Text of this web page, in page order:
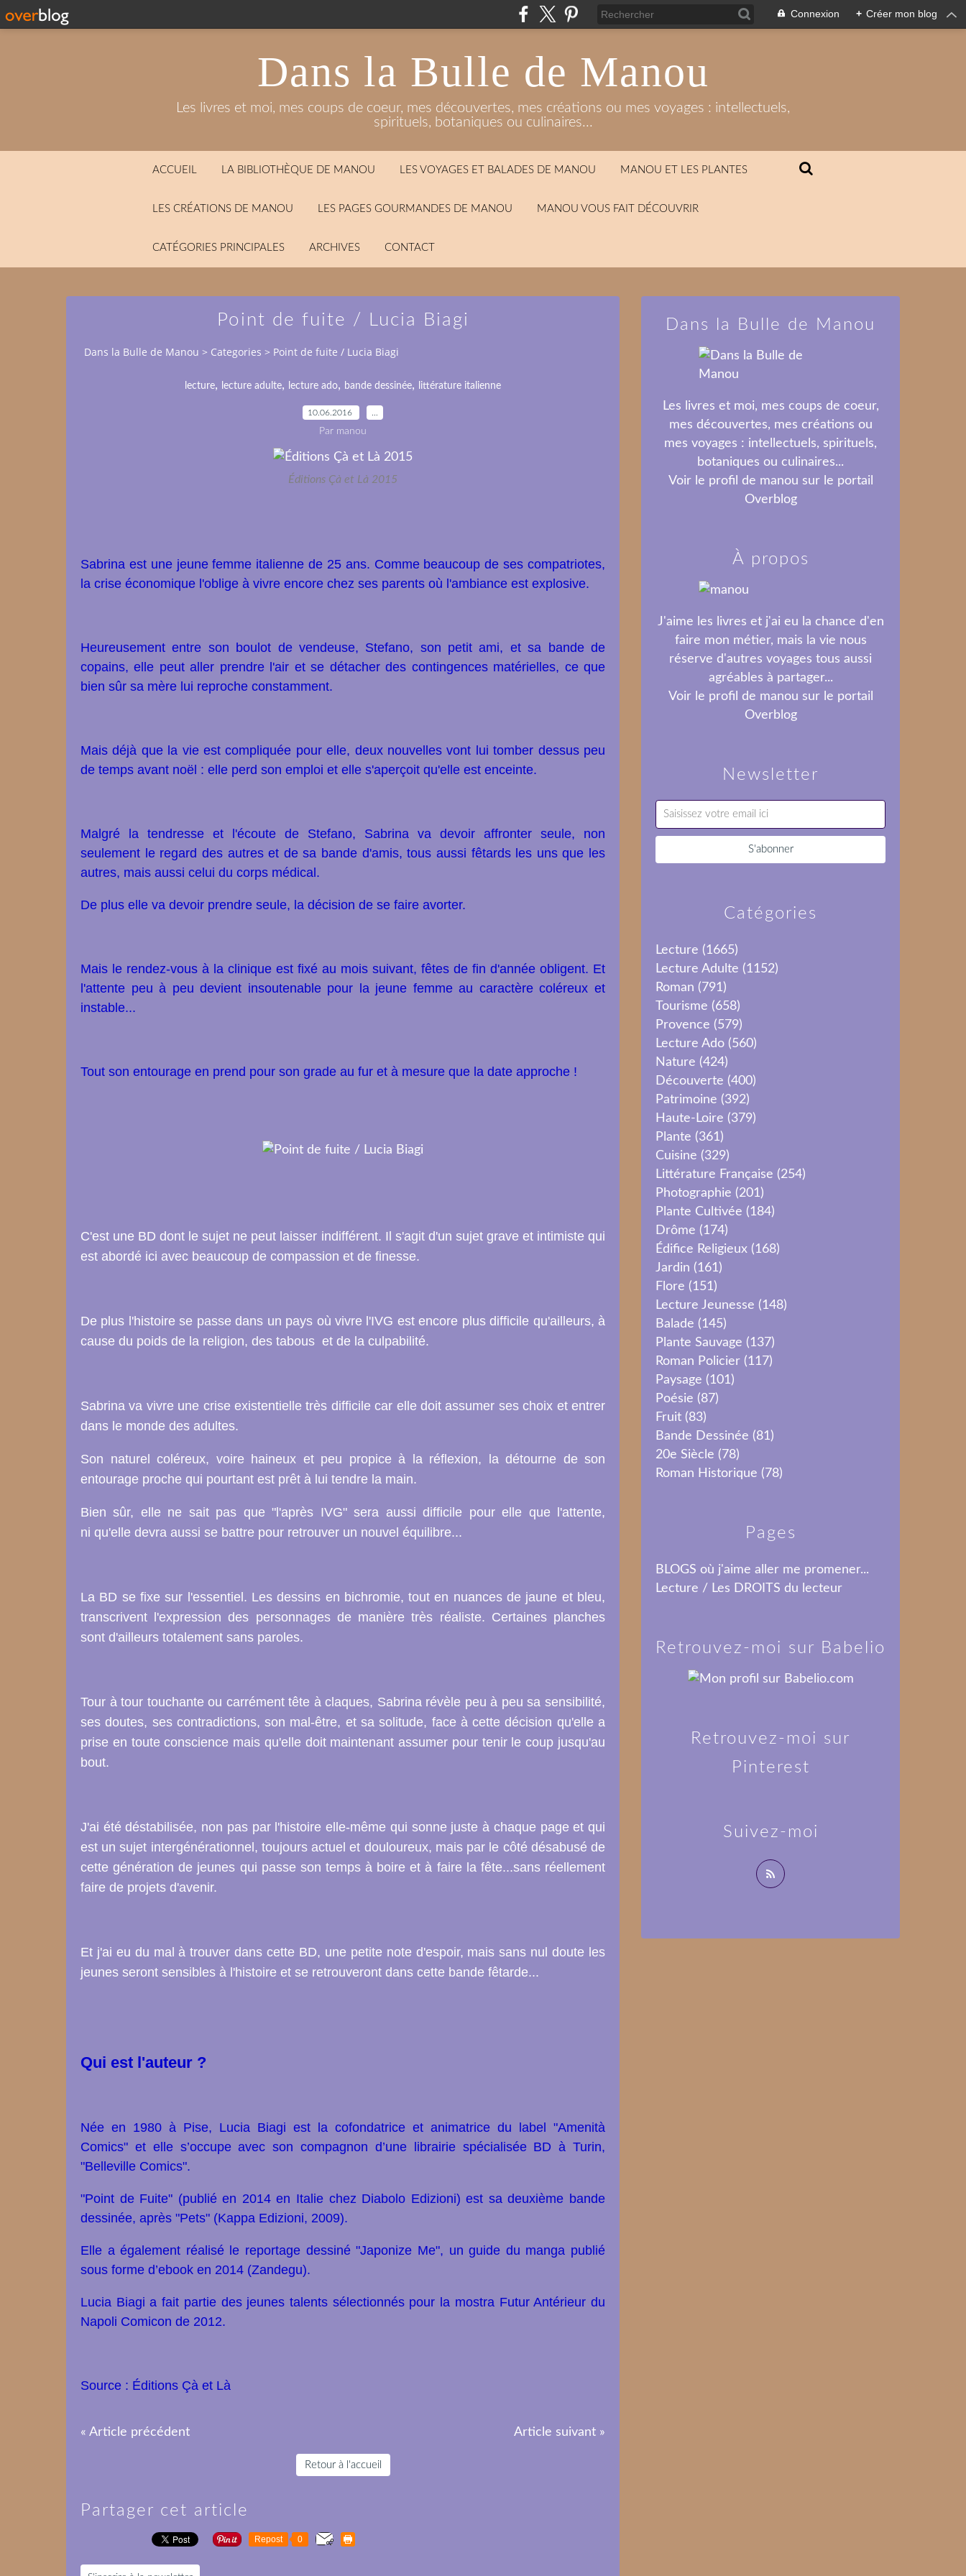
Connexion + Créer mon blog
Dans la Bulle de Manou
Les livres et moi, mes coups de coeur, mes découvertes, mes créations ou mes voyages : intellectuels,
spirituels, botaniques ou culinaires...
ACCUEIL LA BIBLIOTHÈQUE DE MANOU LES VOYAGES ET BALADES DE MANOU MANOU ET LES PLANTES
LES CRÉATIONS DE MANOU LES PAGES GOURMANDES DE MANOU MANOU VOUS FAIT DÉCOUVRIR
CATÉGORIES PRINCIPALES ARCHIVES CONTACT
Point de fuite / Lucia Biagi
Dans la Bulle de Manou > Categories > Point de fuite / Lucia Biagi
lecture, lecture adulte, lecture ado, bande dessinée, littérature italienne
10.06.2016
Par manou
Éditions Çà et Là 2015
Sabrina est une jeune femme italienne de 25 ans. Comme beaucoup de ses compatriotes,
la crise économique l'oblige à vivre encore chez ses parents où l'ambiance est explosive.
Heureusement entre son boulot de vendeuse, Stefano, son petit ami, et sa bande de
copains, elle peut aller prendre l'air et se détacher des contingences matérielles, ce que
bien sûr sa mère lui reproche constamment.
Mais déjà que la vie est compliquée pour elle, deux nouvelles vont lui tomber dessus peu
de temps avant noël : elle perd son emploi et elle s'aperçoit qu'elle est enceinte.
Malgré la tendresse et l'écoute de Stefano, Sabrina va devoir affronter seule, non
seulement le regard des autres et de sa bande d'amis, tous aussi fêtards les uns que les
autres, mais aussi celui du corps médical.
De plus elle va devoir prendre seule, la décision de se faire avorter.
Mais le rendez-vous à la clinique est fixé au mois suivant, fêtes de fin d'année obligent. Et
l'attente peu à peu devient insoutenable pour la jeune femme au caractère coléreux et
instable...
Tout son entourage en prend pour son grade au fur et à mesure que la date approche !
C'est une BD dont le sujet ne peut laisser indifférent. Il s'agit d'un sujet grave et intimiste qui
est abordé ici avec beaucoup de compassion et de finesse.
De plus l'histoire se passe dans un pays où vivre l'IVG est encore plus difficile qu'ailleurs, à
cause du poids de la religion, des tabous et de la culpabilité.
Sabrina va vivre une crise existentielle très difficile car elle doit assumer ses choix et entrer
dans le monde des adultes.
Son naturel coléreux, voire haineux et peu propice à la réflexion, la détourne de son
entourage proche qui pourtant est prêt à lui tendre la main.
Bien sûr, elle ne sait pas que "l'après IVG" sera aussi difficile pour elle que l'attente,
ni qu'elle devra aussi se battre pour retrouver un nouvel équilibre...
La BD se fixe sur l'essentiel. Les dessins en bichromie, tout en nuances de jaune et bleu,
transcrivent l'expression des personnages de manière très réaliste. Certaines planches
sont d'ailleurs totalement sans paroles.
Tour à tour touchante ou carrément tête à claques, Sabrina révèle peu à peu sa sensibilité,
ses doutes, ses contradictions, son mal-être, et sa solitude, face à cette décision qu'elle a
prise en toute conscience mais qu'elle doit maintenant assumer pour tenir le coup jusqu'au
bout.
J'ai été déstabilisée, non pas par l'histoire elle-même qui sonne juste à chaque page etqui
est un sujet intergénérationnel, toujours actuel et douloureux, mais par le côté désabusé de
cette génération de jeunes qui passe son temps à boire et à faire la fête...sans réellement
faire de projets d'avenir.
Et j'ai eu du mal à trouver dans cette BD, une petite note d'espoir, mais sans nul doute les
jeunes seront sensibles à l'histoire et se retrouveront dans cette bande fêtarde...
Qui est l'auteur ?
Née en 1980 à Pise, Lucia Biagi est la cofondatrice et animatrice du label "Amenità
Comics" et elle s’occupe avec son compagnon d’une librairie spécialisée BD à Turin,
"Belleville Comics".
"Point de Fuite" (publié en 2014 en Italie chez Diabolo Edizioni) est sa deuxième bande
dessinée, après "Pets" (Kappa Edizioni, 2009).
Elle a également réalisé le reportage dessiné "Japonize Me", un guide du manga publié
sous forme d’ebook en 2014 (Zandegu).
Lucia Biagi a fait partie des jeunes talents sélectionnés pour la mostra Futur Antérieur du
Napoli Comicon de 2012.
Source : Éditions Çà et Là
« Article précédent Article suivant »
Retour à l'accueil
Partager cet article
Repost 0
Newsletter
Catégories
Lecture (1665)
Lecture Adulte (1152)
Roman (791)
Tourisme (658)
Provence (579)
Lecture Ado (560)
Nature (424)
Découverte (400)
Patrimoine (392)
Haute-Loire (379)
Plante (361)
Cuisine (329)
Littérature Française (254)
Photographie (201)
Plante Cultivée (184)
Drôme (174)
Édifice Religieux (168)
Jardin (161)
Flore (151)
Lecture Jeunesse (148)
Balade (145)
Plante Sauvage (137)
Roman Policier (117)
Paysage (101)
Poésie (87)
Fruit (83)
Bande Dessinée (81)
20e Siècle (78)
Roman Historique (78)
Pages
BLOGS où j'aime aller me promener...
Lecture / Les DROITS du lecteur
Dans la Bulle de Manou
Les livres et moi, mes coups de coeur,
mes découvertes, mes créations ou
mes voyages : intellectuels, spirituels,
botaniques ou culinaires...
Voir le profil de manou sur le portail
Overblog
Suivez-moi
À propos
J'aime les livres et j'ai eu la chance d'en
faire mon métier, mais la vie nous
réserve d'autres voyages tous aussi
agréables à partager...
Voir le profil de manou sur le portail
Overblog
Retrouvez-moi sur Babelio
Retrouvez-moi sur
Pinterest